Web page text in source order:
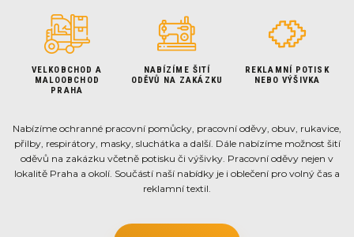
VELKOBCHOD A
MALOOBCHOD
PRAHA
NABÍZÍME ŠITÍ
ODĚVŮ NA ZAKÁZKU
REKLAMNÍ POTISK
NEBO VÝŠIVKA
Nabízíme ochranné pracovní pomůcky, pracovní oděvy, obuv, rukavice,
přilby, respirátory, masky, sluchátka a další. Dále nabízíme možnost šití
oděvů na zakázku včetně potisku či výšivky. Pracovní oděvy nejen v
lokalitě Praha a okolí. Součástí naší nabídky je i oblečení pro volný čas a
reklamní textil.